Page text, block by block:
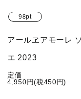
98pt
アールヱアモーレ
エ 2023
定価
4,950円(税450円)